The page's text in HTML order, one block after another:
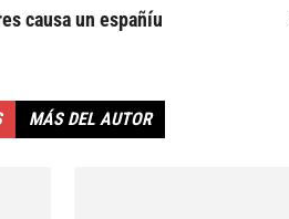
causa un españíu
MÁS DEL AUTOR